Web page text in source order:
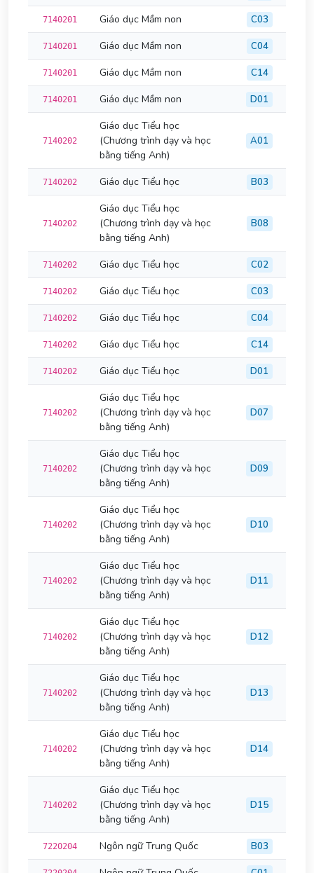
7140201 Giáo dục Mầm non C03
7140201 Giáo dục Mầm non C04
7140201 Giáo dục Mầm non C14
7140201 Giáo dục Mầm non D01
7140202
Giáo dục Tiểu học
(Chương trình dạy và học
bằng tiếng Anh)
A01
7140202 Giáo dục Tiểu học B03
7140202
Giáo dục Tiểu học
(Chương trình dạy và học
bằng tiếng Anh)
B08
7140202 Giáo dục Tiểu học C02
7140202 Giáo dục Tiểu học C03
7140202 Giáo dục Tiểu học C04
7140202 Giáo dục Tiểu học C14
7140202 Giáo dục Tiểu học D01
7140202
Giáo dục Tiểu học
(Chương trình dạy và học
bằng tiếng Anh)
D07
7140202
Giáo dục Tiểu học
(Chương trình dạy và học
bằng tiếng Anh)
D09
7140202
Giáo dục Tiểu học
(Chương trình dạy và học
bằng tiếng Anh)
D10
7140202
Giáo dục Tiểu học
(Chương trình dạy và học
bằng tiếng Anh)
D11
7140202
Giáo dục Tiểu học
(Chương trình dạy và học
bằng tiếng Anh)
D12
7140202
Giáo dục Tiểu học
(Chương trình dạy và học
bằng tiếng Anh)
D13
7140202
Giáo dục Tiểu học
(Chương trình dạy và học
bằng tiếng Anh)
D14
7140202
Giáo dục Tiểu học
(Chương trình dạy và học
bằng tiếng Anh)
D15
7220204 Ngôn ngữ Trung Quốc B03